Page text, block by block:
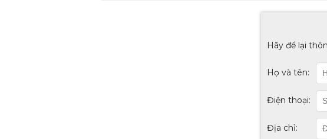
Hãy để lại
Họ và tên:
Điện thoại:
Địa chỉ: